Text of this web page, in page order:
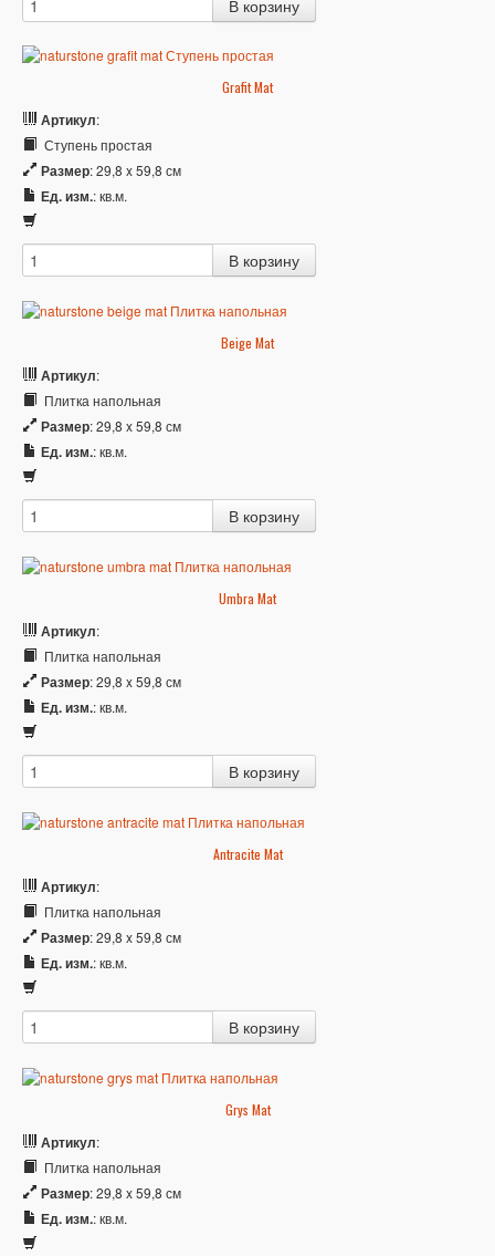
Grafit Mat
Артикул:
Ступень простая
Размер: 29,8 x 59,8 см
Ед. изм.: кв.м.
Beige Mat
Артикул:
Плитка напольная
Размер: 29,8 x 59,8 см
Ед. изм.: кв.м.
Umbra Mat
Артикул:
Плитка напольная
Размер: 29,8 x 59,8 см
Ед. изм.: кв.м.
Antracite Mat
Артикул:
Плитка напольная
Размер: 29,8 x 59,8 см
Ед. изм.: кв.м.
Grys Mat
Артикул:
Плитка напольная
Размер: 29,8 x 59,8 см
Ед. изм.: кв.м.